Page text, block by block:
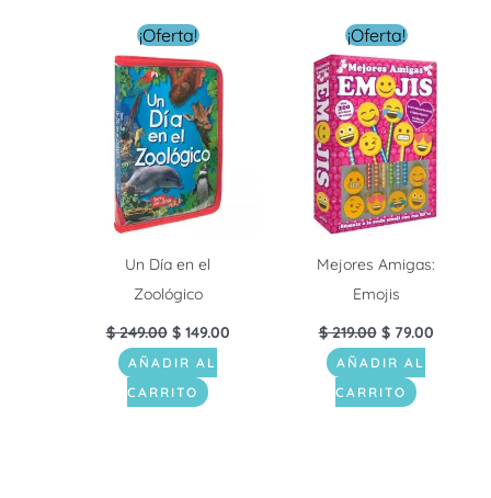
¡Oferta!
Un Día en el
Zoológico
$249.00
El
precio
original
era:
$ 249.00.
$149.00
AÑADIR AL
CARRITO
¡Oferta!
Mejores Amigas:
Emojis
$219.00
El
precio
original
era:
$ 219.00.
$79.00
actual
es:
$ 79.00.
AÑADIR AL
CARRITO